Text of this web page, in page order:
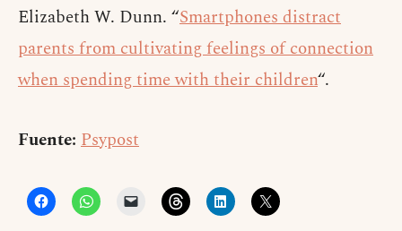
Elizabeth W. Dunn. “Smartphones distract
parents from cultivating feelings of connection
when spending time with their children“.
Fuente: Psypost